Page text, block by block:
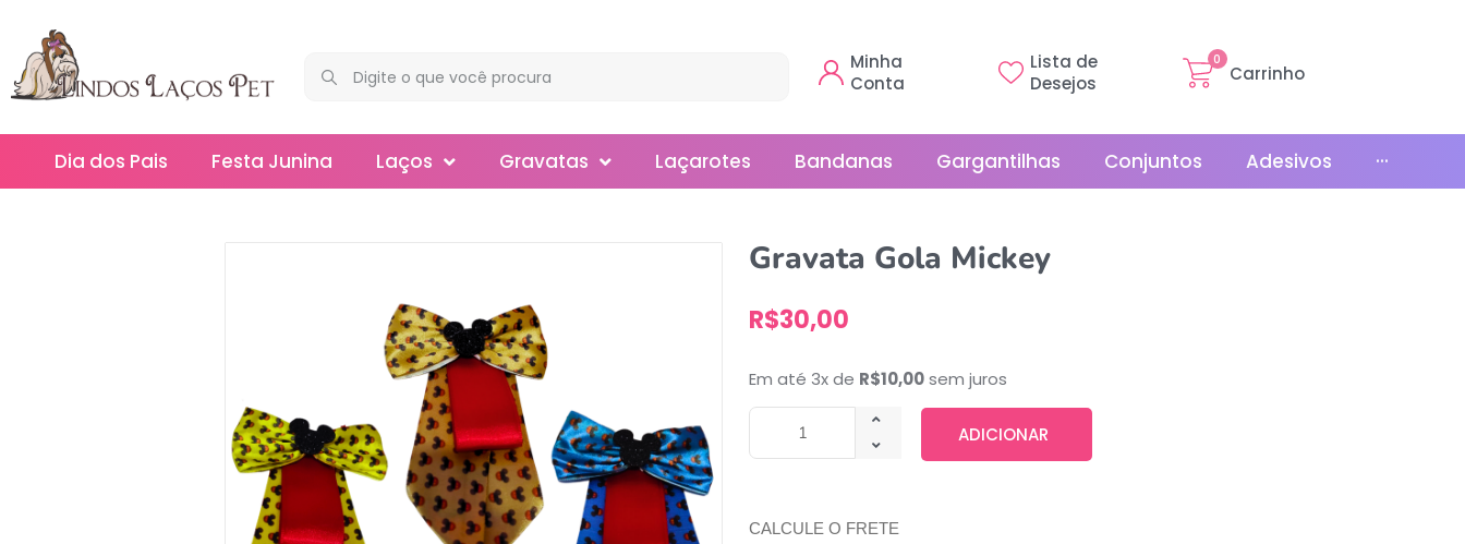
Minha
Conta
Lista de
Desejos
Carrinho
0
Dia dos Pais Festa Junina Laços
Mega
Mini
Slim
Splash
Gravatas
Normal
Smoking
Laçarotes Bandanas Gargantilhas Conjuntos Adesivos ···
Gravata Gola Mickey
R$30,00
Em até 3x de R$10,00sem juros
ADICIONAR
CALCULE O FRETE